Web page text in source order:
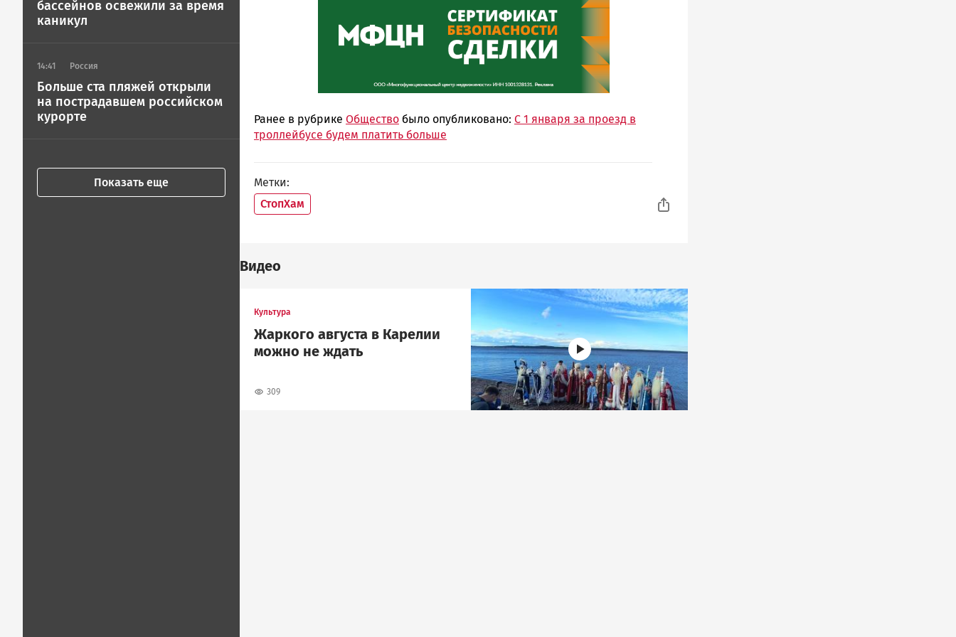
бассейнов освежили за время
каникул
14:41 Россия
Больше ста пляжей открыли
на пострадавшем российском
курорте
Показать еще
Ранее в рубрике Общество было опубликовано: С 1 января за проезд в
троллейбусе будем платить больше
Метки
СтопХам
Видео
Культура
Жаркого августа в Карелии
можно не ждать
309